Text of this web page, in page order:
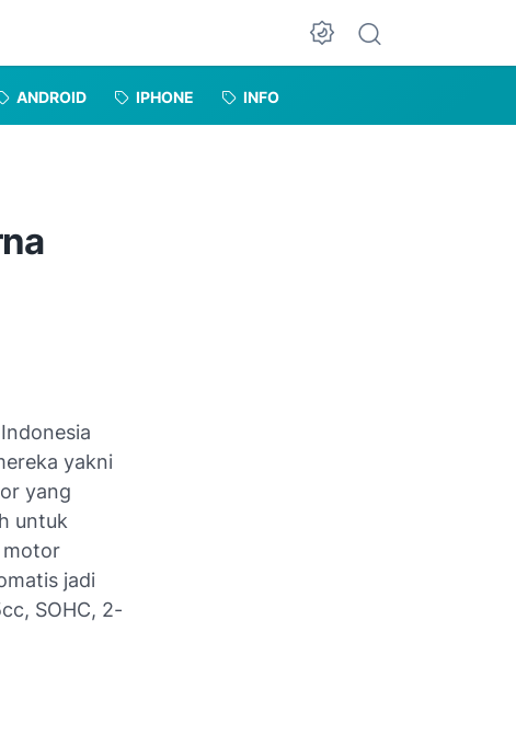
Dark Mode
ANDROID IPHONE INFO
yakni
yang
untuk
motor
jadi
SOHC, 2-